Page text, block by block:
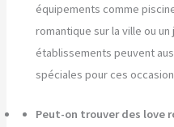
équipements comme
romantique sur la ville ou
établissements peuvent
spéciales pour ces
Peut-on trouver des love